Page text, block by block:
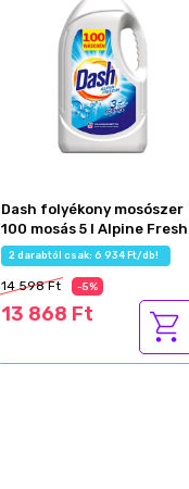
Dash folyékony mosószer
100 mosás 5 l Alpine Fresh
2 darabtól csak: 6 934 Ft/db!
14 598 Ft -5%
13 868 Ft